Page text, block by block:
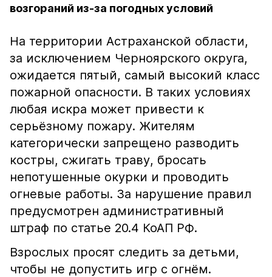
возгораний из-за погодных условий
На территории Астраханской области,
за исключением Черноярского округа,
ожидается пятый, самый высокий класс
пожарной опасности. В таких условиях
любая искра может привести к
серьёзному пожару. Жителям
категорически запрещено разводить
костры, сжигать траву, бросать
непотушенные окурки и проводить
огневые работы. За нарушение правил
предусмотрен административный
штраф по статье 20.4 КоАП РФ.
Взрослых просят следить за детьми,
чтобы не допустить игр с огнём.